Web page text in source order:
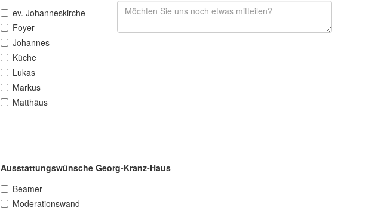
ev. Johanneskirche
Foyer
Johannes
Küche
Lukas
Markus
Matthäus
Ausstattungswünsche Georg-Kranz-Haus
Beamer
Moderationswand